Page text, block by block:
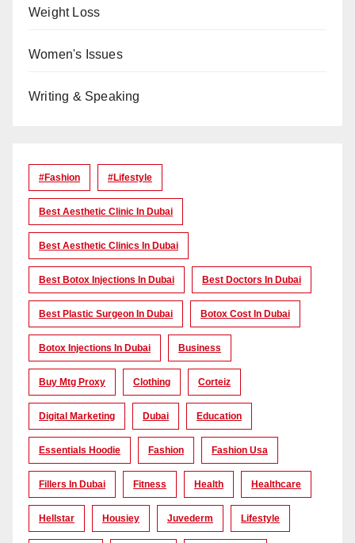
Weight Loss
Women's Issues
Writing & Speaking
#Fashion #lifestyle
Best Aesthetic Clinic In Dubai
Best Aesthetic Clinics In Dubai
Best Botox Injections In Dubai Best Doctors In Dubai
Best Plastic Surgeon In Dubai Botox Cost In Dubai
Botox Injections In Dubai Business
Buy Mtg Proxy Clothing Corteiz
Digital Marketing Dubai Education
Essentials Hoodie Fashion Fashion Usa
Fillers In Dubai Fitness Health Healthcare
Hellstar Housiey Juvederm Lifestyle